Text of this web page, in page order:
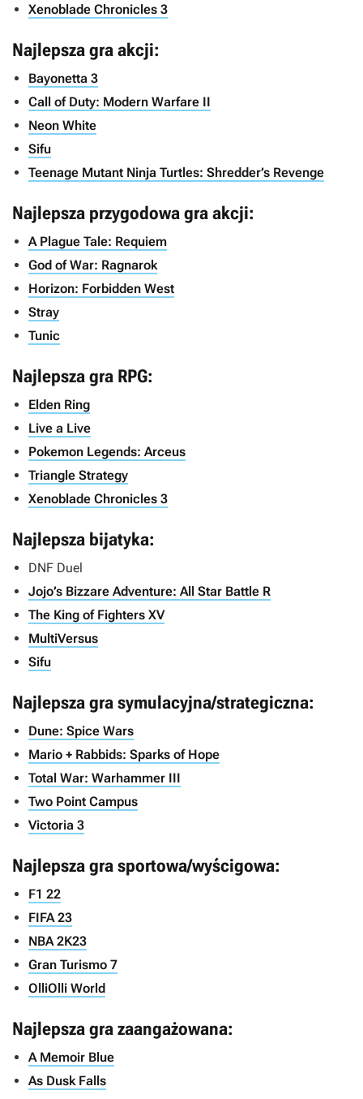
Xenoblade Chronicles 3
Najlepsza gra akcji:
Bayonetta 3
Call of Duty: Modern Warfare II
Neon White
Sifu
Teenage Mutant Ninja Turtles: Shredder’s Revenge
Najlepsza przygodowa gra akcji:
A Plague Tale: Requiem
God of War: Ragnarok
Horizon: Forbidden West
Stray
Tunic
Najlepsza gra RPG:
Elden Ring
Live a Live
Pokemon Legends: Arceus
Triangle Strategy
Xenoblade Chronicles 3
Najlepsza bijatyka:
DNF Duel
Jojo’s Bizzare Adventure: All Star Battle R
The King of Fighters XV
MultiVersus
Sifu
Najlepsza gra symulacyjna/strategiczna:
Dune: Spice Wars
Mario + Rabbids: Sparks of Hope
Total War: Warhammer III
Two Point Campus
Victoria 3
Najlepsza gra sportowa/wyścigowa:
F1 22
FIFA 23
NBA 2K23
Gran Turismo 7
OlliOlli World
Najlepsza gra zaangażowana:
A Memoir Blue
As Dusk Falls